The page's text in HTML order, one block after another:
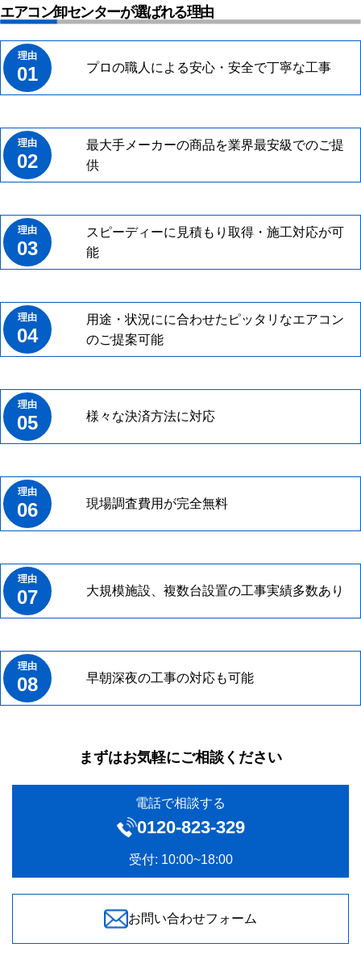
エアコン卸センターが選ばれる理由
01 プロの職人による安心・安全で丁寧な工事
02
最大手メーカーの商品を業界最安級でのご提
供
03
スピーディーに見積もり取得・施工対応が可
能
04
用途・状況にに合わせたピッタリなエアコン
のご提案可能
05 様々な決済方法に対応
06 現場調査費用が完全無料
07 大規模施設、複数台設置の工事実績多数あり
08 早朝深夜の工事の対応も可能
まずはお気軽にご相談ください
電話で相談する
0120‐823-329
受付: 10:00~18:00
お問い合わせフォーム